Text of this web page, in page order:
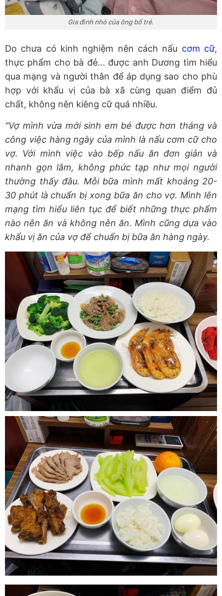
Gia đình nhỏ của ông bố trẻ.
Do chưa có kinh nghiệm nên cách nấu cơm cữ,
thực phẩm cho bà đẻ... được anh Dương tìm hiểu
qua mạng và người thân để áp dụng sao cho phù
hợp với khẩu vị của bà xã cùng quan điểm đủ
chất, không nên kiêng cữ quá nhiều.
"Vợ mình vừa mới sinh em bé được hơn tháng và
công việc hàng ngày của mình là nấu cơm cữ cho
vợ. Với mình việc vào bếp nấu ăn đơn giản và
nhanh gọn lắm, không phức tạp như mọi người
thường thấy đâu. Mỗi bữa mình mất khoảng 20-
30 phút là chuẩn bị xong bữa ăn cho vợ. Mình lên
mạng tìm hiểu liên tục để biết những thực phẩm
nào nên ăn và không nên ăn. Mình cũng dựa vào
khẩu vị ăn của vợ để chuẩn bị bữa ăn hàng ngày.